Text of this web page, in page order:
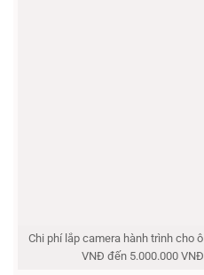
Chi phí lắp camera hành trình cho
VNĐ đến 5.000.000